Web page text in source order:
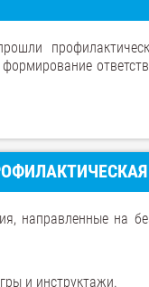
на
и инструктажи.